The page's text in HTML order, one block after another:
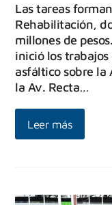
Las tareas
Rehabilitación,
millones de
inició los
asfáltico sobre la
la Av. Recta…
Leer más